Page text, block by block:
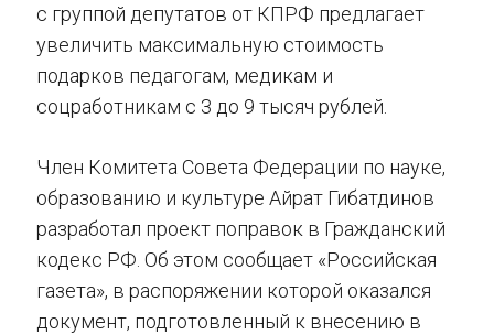
с группой депутатов от КПРФ предлагает
увеличить максимальную стоимость
подарков педагогам, медикам и
соцработникам с 3 до 9 тысяч рублей.
Член Комитета Совета Федерации по науке,
образованию и культуре Айрат Гибатдинов
разработал проект поправок в Гражданский
кодекс РФ. Об этом сообщает «Российская
газета», в распоряжении которой оказался
документ, подготовленный к внесению в